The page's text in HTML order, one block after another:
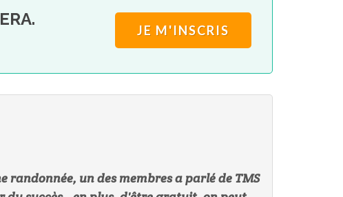
JE M'INSCRIS
un des membres a parlé de TMS